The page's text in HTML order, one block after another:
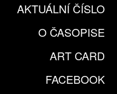
AKTUÁLNÍ ČÍSLO
O ČASOPISE
ART CARD
FACEBOOK